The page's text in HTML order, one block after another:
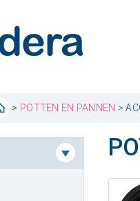
> POTTEN EN PANNEN >